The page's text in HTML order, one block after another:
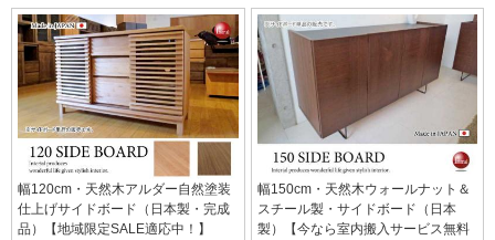
幅120cm・天然木アルダー自然塗装
仕上げサイドボード（日本製・完成
品）【地域限定SALE適応中！】
幅150cm・天然木ウォールナット＆
スチール製・サイドボード（日本
製）【今なら室内搬入サービス無料